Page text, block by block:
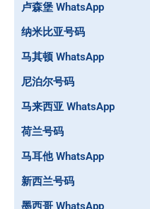
卢森堡 WhatsApp
纳米比亚号码
马其顿 WhatsApp
尼泊尔号码
马来西亚 WhatsApp
荷兰号码
马耳他 WhatsApp
新西兰号码
墨西哥 WhatsApp